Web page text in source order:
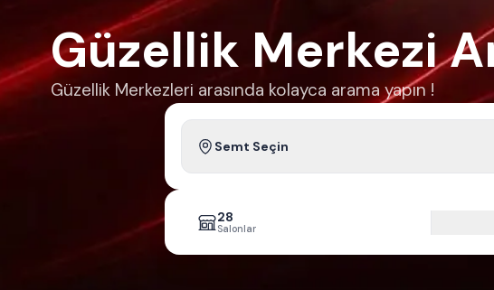
Güzellik Merkezi
Güzellik Merkezleri arasında kolayca arama yapın !
Semt Seçin
28
Salonlar